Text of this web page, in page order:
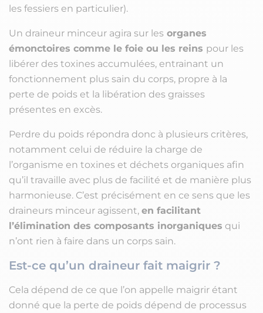
les fessiers en particulier).
Un draineur minceur agira sur les organes
émonctoires comme le foie ou les reins pour les
libérer des toxines accumulées, entrainant un
fonctionnement plus sain du corps, propre à la
perte de poids et la libération des graisses
présentes en excès.
Perdre du poids répondra donc à plusieurs critères,
notamment celui de réduire la charge de
l’organisme en toxines et déchets organiques afin
qu’il travaille avec plus de facilité et de manière plus
harmonieuse. C’est précisément en ce sens que les
draineurs minceur agissent, en facilitant
l’élimination des composants inorganiques qui
n’ont rien à faire dans un corps sain.
Est-ce qu’un draineur fait maigrir ?
Cela dépend de ce que l’on appelle maigrir étant
donné que la perte de poids dépend de processus